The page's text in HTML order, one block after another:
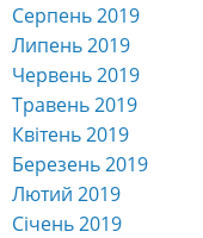
Серпень 2019
Липень 2019
Червень 2019
Травень 2019
Квітень 2019
Березень 2019
Лютий 2019
Січень 2019